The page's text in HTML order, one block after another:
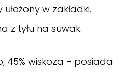
w zakładki.
z tyłu na suwak.
45% wiskoza – posiada